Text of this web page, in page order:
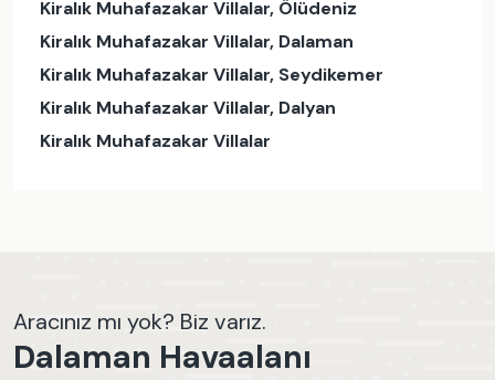
Kiralık Muhafazakar Villalar, Ölüdeniz
Kiralık Muhafazakar Villalar, Dalaman
Kiralık Muhafazakar Villalar, Seydikemer
Kiralık Muhafazakar Villalar, Dalyan
Kiralık Muhafazakar Villalar
Aracınız mı yok? Biz varız.
Dalaman Havaalanı